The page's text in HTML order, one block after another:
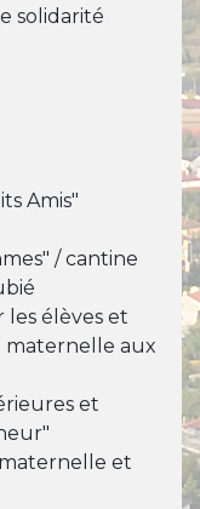
solidarité
Amis"
/ cantine
les élèves et
maternelle aux
et
et